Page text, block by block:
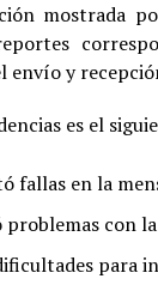
mostrada
envío y
es el
fallas en la
problemas con
para